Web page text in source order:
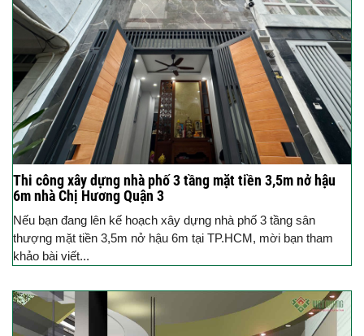
Thi công xây dựng nhà phố 3 tầng mặt tiền 3,5m nở hậu
6m nhà Chị Hương Quận 3
Nếu bạn đang lên kế hoạch xây dựng nhà phố 3 tầng sân
thượng mặt tiền 3,5m nở hậu 6m tại TP.HCM, mời bạn tham
khảo bài viết...